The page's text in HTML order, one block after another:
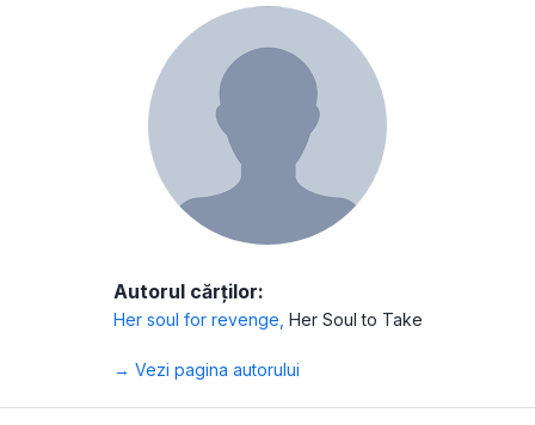
Autorul cărților:
Her soul for revenge Her Soul to Take
→ Vezi pagina autorului